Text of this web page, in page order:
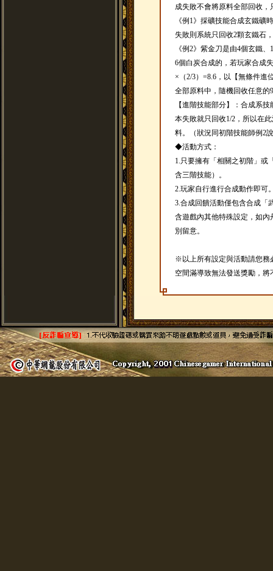
成失敗不會將原料全部回收，
《例1》採礦技能合成玄鐵礦
失敗則系統只回收2顆玄鐵石
《例2》紫金刀是由4個玄鐵
6個白炭合成的，若玩家合成
×（2/3）=8.6，以【無條件進
全部原料中，隨機回收任意的
【進階技能部分】：合成系
本失敗就只回收1/2，所以在
料。（狀況同初階技能師例2
◆活動方式：
1.只要擁有「相關之初階」或
含三階技能）。
2.玩家自行進行合成動作即可
3.合成回饋活動僅包含合成
含遊戲內其他特殊設定，如
別留意。
※以上所有設定與活動請您務
空間滿導致無法發送獎勵，